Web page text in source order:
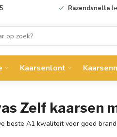
Razendsnelle
Kaarsenlont
Zelf kaarsen
beste A1 kwaliteit voor goed